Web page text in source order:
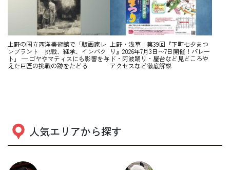
上野の国立西洋美術館で「版画家レ
ンブラント 挑戦、継承、インパク
ト」 — ゴヤやマティスにも影響を与
えた巨匠の挑戦の跡をたどる
上野・浅草｜第39回『下町七夕まつ
り』2026年7月3日〜7日開催！パレー
ド・阿波踊り・屋台など見どころや
アクセスなど徹底解説
人気エリアから探す